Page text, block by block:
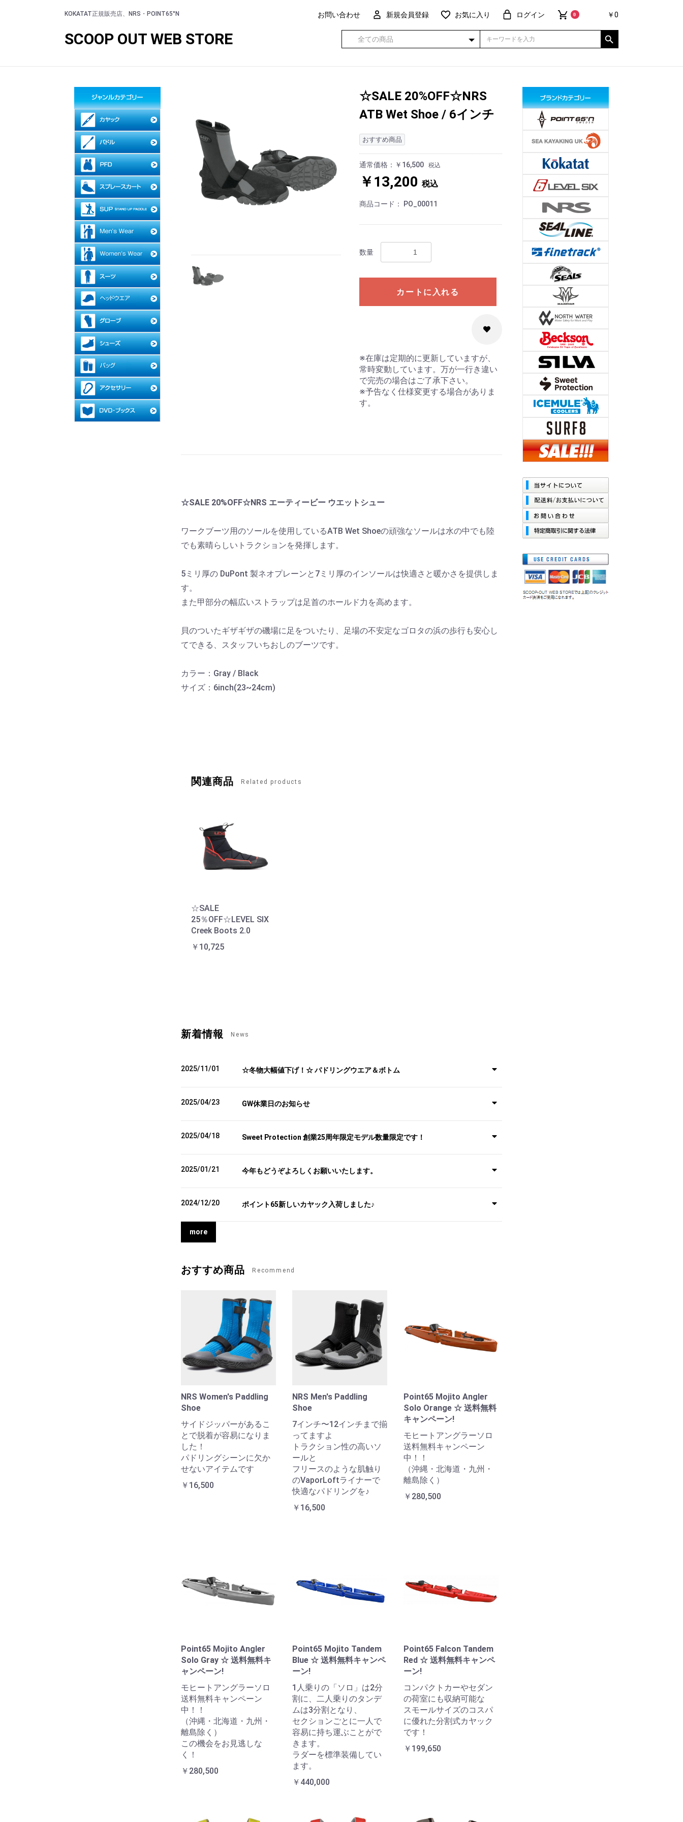
KOKATAT正規販売店、NRS・POINT65°N お問い合わせ 新規会員登録 お気に入り ログイン 0 ￥0
SCOOP OUT WEB STORE
☆SALE 20%OFF☆NRS
ATB Wet Shoe / 6インチ
おすすめ商品
通常価格：￥16,500 税込
￥13,200 税込
商品コード： PO_00011
数量
カートに入れる
※在庫は定期的に更新していますが、
常時変動しています。万が一行き違い
で完売の場合はご了承下さい。
※予告なく仕様変更する場合がありま
す。
☆SALE 20%OFF☆NRS エーティービー ウエットシュー
ワークブーツ用のソールを使用しているATB Wet Shoeの頑強なソールは水の中でも陸
でも素晴らしいトラクションを発揮します。
5ミリ厚の DuPont 製ネオプレーンと7ミリ厚のインソールは快適さと暖かさを提供しま
す。
また甲部分の幅広いストラップは足首のホールド力を高めます。
貝のついたギザギザの磯場に足をついたり、足場の不安定なゴロタの浜の歩行も安心し
てできる、スタッフいちおしのブーツです。
カラー：Gray / Black
サイズ：6inch(23~24cm)
関連商品 Related products
☆SALE
25％OFF☆LEVEL SIX
Creek Boots 2.0
￥10,725
新着情報 News
2025/11/01 ☆冬物大幅値下げ！☆ パドリングウエア＆ボトム
2025/04/23 GW休業日のお知らせ
2025/04/18 Sweet Protection 創業25周年限定モデル数量限定です！
2025/01/21 今年もどうぞよろしくお願いいたします。
2024/12/20 ポイント65新しいカヤック入荷しました♪
more
おすすめ商品 Recommend
NRS Women's Paddling
Shoe
サイドジッパーがあるこ
とで脱着が容易になりま
した！
パドリングシーンに欠か
せないアイテムです
￥16,500
NRS Men's Paddling
Shoe
7インチ〜12インチまで揃
ってますよ
トラクション性の高いソ
ールと
フリースのような肌触り
のVaporLoftライナーで
快適なパドリングを♪
￥16,500
Point65 Mojito Angler
Solo Orange ☆ 送料無料
キャンペーン!
モヒートアングラーソロ
送料無料キャンペーン
中！！
（沖縄・北海道・九州・
離島除く）
￥280,500
Point65 Mojito Angler
Solo Gray ☆ 送料無料キ
ャンペーン!
モヒートアングラーソロ
送料無料キャンペーン
中！！
（沖縄・北海道・九州・
離島除く）
この機会をお見逃しな
く！
￥280,500
Point65 Mojito Tandem
Blue ☆ 送料無料キャンペ
ーン!
1人乗りの「ソロ」は2分
割に、二人乗りのタンデ
ムは3分割となり、
セクションごとに一人で
容易に持ち運ぶことがで
きます。
ラダーを標準装備してい
ます。
￥440,000
Point65 Falcon Tandem
Red ☆ 送料無料キャンペ
ーン!
コンパクトカーやセダン
の荷室にも収納可能な
スモールサイズのコスパ
に優れた分割式カヤック
です！
￥199,650